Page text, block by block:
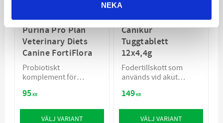
NEKA
Purina Pro Plan
Veterinary Diets
Canine FortiFlora
Probiotiskt
komplement för
balans i mag- och
95KR
VÄLJ VARIANT
Canikur
Tuggtablett
12x4,4g
Fodertillskott som
används vid akut
hos hundar
149KR
VÄLJ VARIANT